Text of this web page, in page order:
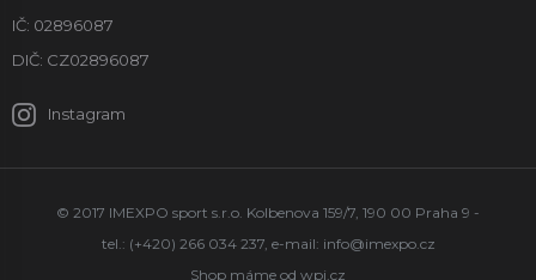
IČ: 02896087
DIČ: CZ02896087
Instagram
© 2017 IMEXPO sport s.r.o. Kolbenova 159/7, 190 00 Praha 9 -
tel.: (+420) 266 034 237, e-mail: info@imexpo.cz
Shop máme od wpj.cz